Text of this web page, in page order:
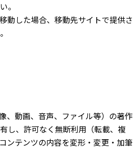
。
動した場合、移動先サイトで提供さ
、動画、音声、ファイル等）の著作
し、許可なく無断利用（転載、複
ンテンツの内容を変形・変更・加筆